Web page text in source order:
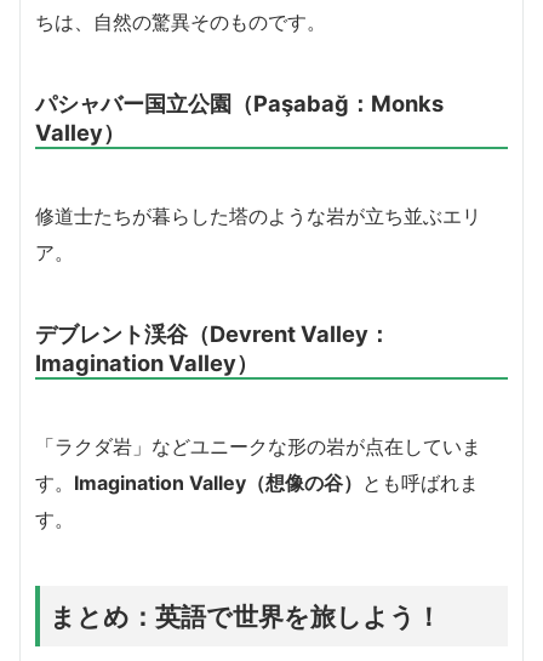
ちは、自然の驚異そのものです。
パシャバー国立公園（Paşabağ：Monks
Valley）
修道士たちが暮らした塔のような岩が立ち並ぶエリ
ア。
デブレント渓谷（Devrent Valley：
Imagination Valley）
「ラクダ岩」などユニークな形の岩が点在していま
す。 Imagination Valley（想像の谷） とも呼ばれま
す。
まとめ：英語で世界を旅しよう！